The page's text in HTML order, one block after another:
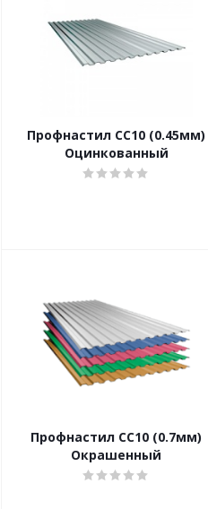
Профнастил CC10 (0.45мм)
Оцинкованный
Профнастил CC10 (0.7мм)
Окрашенный